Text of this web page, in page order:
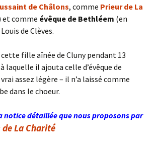
de Châlons, comme Prieur de La
et comme évêque de Bethléem (en
de Clèves.
fille aînée de Cluny pendant 13
laquelle il ajouta celle d’évêque de
assez légère – il n’a laissé comme
dans le choeur.
notice détaillée que nous proposons par
La Charité